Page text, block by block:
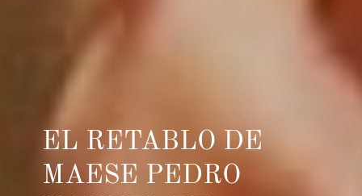
EL RETABLO DE
MAESE PEDRO